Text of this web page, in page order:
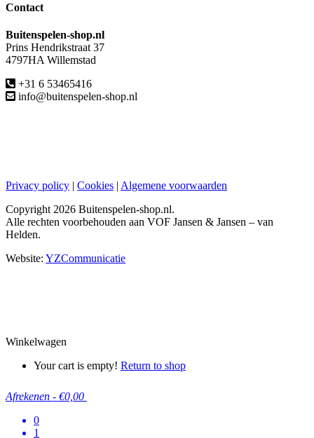
Contact
Buitenspelen-shop.nl
Prins Hendrikstraat 37
4797HA Willemstad
+31 6 53465416
info@buitenspelen-shop.nl
Privacy policy | Cookies | Algemene voorwaarden
Copyright 2026 Buitenspelen-shop.nl.
Alle rechten voorbehouden aan VOF Jansen & Jansen – van
Helden.
Website: YZCommunicatie
Winkelwagen
Your cart is empty! Return to shop
Afrekenen - €0,00
0
1